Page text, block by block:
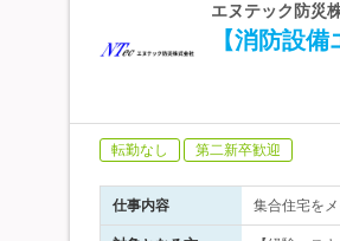
エヌテック防災
【消防設
転勤なし 第二新卒歓迎
仕事内容 集合住宅を